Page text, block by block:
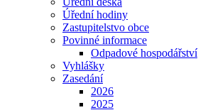
Úřední hodiny
Zastupitelstvo obce
Povinné informace
Odpadové hospodářství
Vyhlášky
Zasedání
2026
2025